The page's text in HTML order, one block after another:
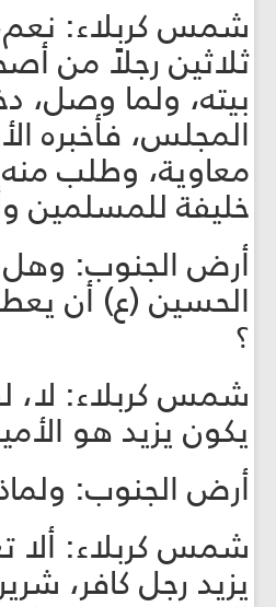
شمس كربلاء:
ثلاثين رجلاً من
بيته، ولما وصل،
المجلس، فأخبره
معاوية، وطلب منه
خليفة للمسلمين
أرض الجنوب: وهل
الحسين (ع) أن
؟
شمس كربلاء:
يكون يزيد هو
أرض الجنوب:
شمس كربلاء: ألا
يزيد رجل كافر،